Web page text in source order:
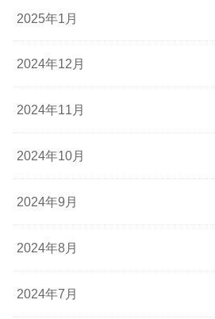
2025年1月
2024年12月
2024年11月
2024年10月
2024年9月
2024年8月
2024年7月